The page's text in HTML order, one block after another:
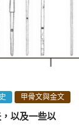
甲骨文與金文
以及一些以